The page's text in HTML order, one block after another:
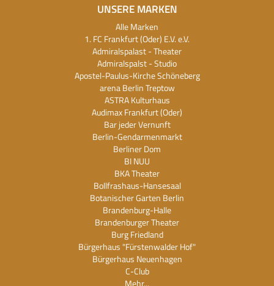
UNSERE MARKEN
Alle Marken
1. FC Frankfurt (Oder) E.V. e.V.
Admiralspalast - Theater
Admiralspalst - Studio
Apostel-Paulus-Kirche Schöneberg
arena Berlin Treptow
ASTRA Kulturhaus
Audimax Frankfurt (Oder)
Bar jeder Vernunft
Berlin-Gendarmenmarkt
Berliner Dom
BI NUU
BKA Theater
Bollfrashaus-Hansesaal
Botanischer Garten Berlin
Brandenburg-Halle
Brandenburger Theater
Burg Friedland
Bürgerhaus "Fürstenwalder Hof"
Bürgerhaus Neuenhagen
C-Club
Mehr...